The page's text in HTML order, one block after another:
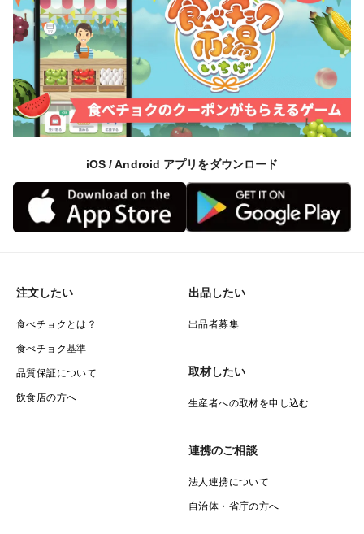
iOS / Android アプリをダウンロード
注文したい
食べチョクとは？
食べチョク基準
品質保証について
飲食店の方へ
出品したい
出品者募集
取材したい
生産者への取材を申し込む
連携のご相談
法人連携について
自治体・省庁の方へ